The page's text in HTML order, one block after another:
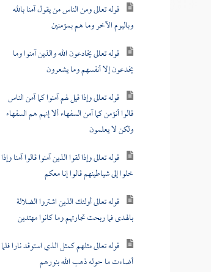
قوله تعالى ومن الناس من يقول آمنا بالله
وباليوم الآخر وما هم بمؤمنين
قوله تعالى يخادعون الله والذين آمنوا وما
يخدعون إلا أنفسهم وما يشعرون
قوله تعالى وإذا قيل لهم آمنوا كما آمن الناس
قالوا أنؤمن كما آمن السفهاء ألا إنهم هم السفهاء
ولكن لا يعلمون
قوله تعالى وإذا لقوا الذين آمنوا قالوا آمنا وإذا
خلوا إلى شياطينهم قالوا إنا معكم
قوله تعالى أولئك الذين اشتروا الضلالة
بالهدى فما ربحت تجارتهم وما كانوا مهتدين
قوله تعالى مثلهم كمثل الذي استوقد نارا فلما
أضاءت ما حوله ذهب الله بنورهم